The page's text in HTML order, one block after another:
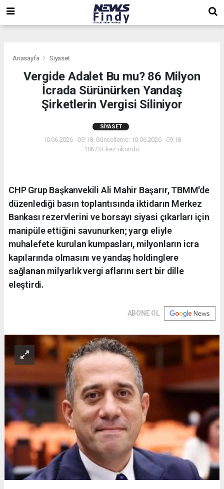
Anasayfa Siyaset
Vergide Adalet Bu mu? 86 Milyon
İcrada Sürünürken Yandaş
Şirketlerin Vergisi Siliniyor
SIYASET
10.06.2026 - 09:18, Güncelleme: 10.06.2026 - 09:18
10673+ kez okundu.
CHP Grup Başkanvekili Ali Mahir Başarır, TBMM'de
düzenlediği basın toplantısında iktidarın Merkez
Bankası rezervlerini ve borsayı siyasi çıkarları için
manipüle ettiğini savunurken; yargı eliyle
muhalefete kurulan kumpasları, milyonların icra
kapılarında olmasını ve yandaş holdinglere
sağlanan milyarlık vergi aflarını sert bir dille
eleştirdi.
ABONE OL